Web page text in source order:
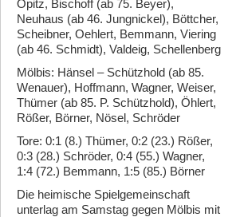
Opitz, Bischoff (ab 75. Beyer),
Neuhaus (ab 46. Jungnickel), Böttcher,
Scheibner, Oehlert, Bemmann, Viering
(ab 46. Schmidt), Valdeig, Schellenberg
Mölbis: Hänsel – Schützhold (ab 85.
Wenauer), Hoffmann, Wagner, Weiser,
Thümer (ab 85. P. Schützhold), Öhlert,
Rößer, Börner, Nösel, Schröder
Tore: 0:1 (8.) Thümer, 0:2 (23.) Rößer,
0:3 (28.) Schröder, 0:4 (55.) Wagner,
1:4 (72.) Bemmann, 1:5 (85.) Börner
Die heimische Spielgemeinschaft
unterlag am Samstag gegen Mölbis mit